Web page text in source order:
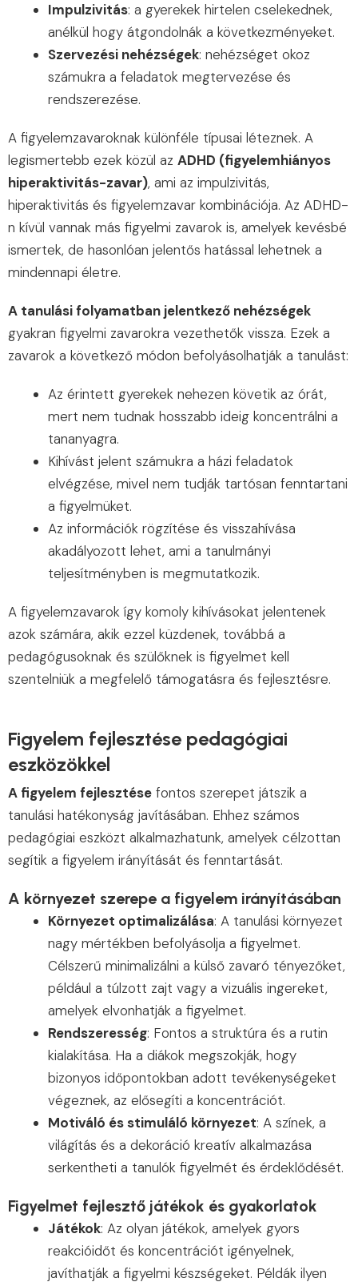
Impulzivitás: a gyerekek hirtelen cselekednek,
anélkül hogy átgondolnák a következményeket.
Szervezési nehézségek: nehézséget okoz
számukra a feladatok megtervezése és
rendszerezése.
A figyelemzavaroknak különféle típusai léteznek. A
legismertebb ezek közül az ADHD (figyelemhiányos
hiperaktivitás-zavar), ami az impulzivitás,
hiperaktivitás és figyelemzavar kombinációja. Az ADHD-
n kívül vannak más figyelmi zavarok is, amelyek kevésbé
ismertek, de hasonlóan jelentős hatással lehetnek a
mindennapi életre.
A tanulási folyamatban jelentkező nehézségek
gyakran figyelmi zavarokra vezethetők vissza. Ezek a
zavarok a következő módon befolyásolhatják a tanulást:
Az érintett gyerekek nehezen követik az órát,
mert nem tudnak hosszabb ideig koncentrálni a
tananyagra.
Kihívást jelent számukra a házi feladatok
elvégzése, mivel nem tudják tartósan fenntartani
a figyelmüket.
Az információk rögzítése és visszahívása
akadályozott lehet, ami a tanulmányi
teljesítményben is megmutatkozik.
A figyelemzavarok így komoly kihívásokat jelentenek
azok számára, akik ezzel küzdenek, továbbá a
pedagógusoknak és szülőknek is figyelmet kell
szentelniük a megfelelő támogatásra és fejlesztésre.
Figyelem fejlesztése pedagógiai
eszközökkel
A figyelem fejlesztése fontos szerepet játszik a
tanulási hatékonyság javításában. Ehhez számos
pedagógiai eszközt alkalmazhatunk, amelyek célzottan
segítik a figyelem irányítását és fenntartását.
A környezet szerepe a figyelem irányításában
Környezet optimalizálása: A tanulási környezet
nagy mértékben befolyásolja a figyelmet.
Célszerű minimalizálni a külső zavaró tényezőket,
például a túlzott zajt vagy a vizuális ingereket,
amelyek elvonhatják a figyelmet.
Rendszeresség: Fontos a struktúra és a rutin
kialakítása. Ha a diákok megszokják, hogy
bizonyos időpontokban adott tevékenységeket
végeznek, az elősegíti a koncentrációt.
Motiváló és stimuláló környezet: A színek, a
világítás és a dekoráció kreatív alkalmazása
serkentheti a tanulók figyelmét és érdeklődését.
Figyelmet fejlesztő játékok és gyakorlatok
Játékok: Az olyan játékok, amelyek gyors
reakcióidőt és koncentrációt igényelnek,
javíthatják a figyelmi készségeket. Példák ilyen